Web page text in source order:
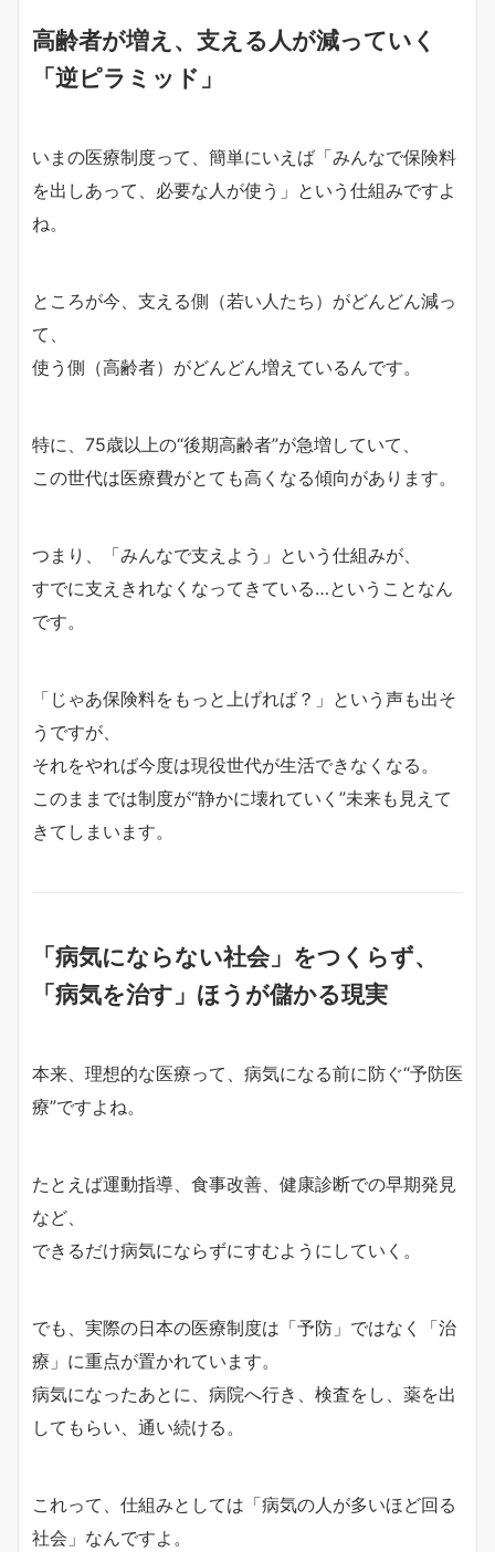
高齢者が増え、支える人が減っていく
「逆ピラミッド」
いまの医療制度って、簡単にいえば「みんなで保険料
を出しあって、必要な人が使う」という仕組みですよ
ね。
ところが今、支える側（若い人たち）がどんどん減っ
て、
使う側（高齢者）がどんどん増えているんです。
特に、75歳以上の“後期高齢者”が急増していて、
この世代は医療費がとても高くなる傾向があります。
つまり、「みんなで支えよう」という仕組みが、
すでに支えきれなくなってきている…ということなん
です。
「じゃあ保険料をもっと上げれば？」という声も出そ
うですが、
それをやれば今度は現役世代が生活できなくなる。
このままでは制度が“静かに壊れていく”未来も見えて
きてしまいます。
「病気にならない社会」をつくらず、
「病気を治す」ほうが儲かる現実
本来、理想的な医療って、病気になる前に防ぐ“予防医
療”ですよね。
たとえば運動指導、食事改善、健康診断での早期発見
など、
できるだけ病気にならずにすむようにしていく。
でも、実際の日本の医療制度は「予防」ではなく「治
療」に重点が置かれています。
病気になったあとに、病院へ行き、検査をし、薬を出
してもらい、通い続ける。
これって、仕組みとしては「病気の人が多いほど回る
社会」なんですよ。